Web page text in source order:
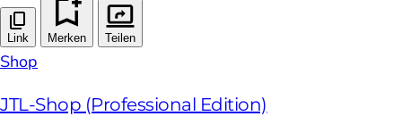
Link Merken Teilen
Shop
JTL-Shop (Professional Edition)